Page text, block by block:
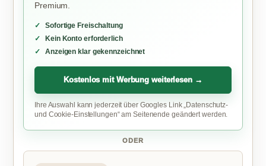
Premium.
Sofortige Freischaltung
Kein Konto erforderlich
Anzeigen klar gekennzeichnet
Kostenlos mit Werbung weiterlesen →
Ihre Auswahl kann jederzeit über Googles Link „Datenschutz-
und Cookie-Einstellungen“ am Seitenende geändert werden.
ODER